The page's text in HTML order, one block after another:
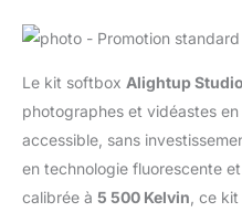
Le kit softbox Alightup
photographes et vidéastes
accessible, sans
en technologie fluorescente
calibrée à 5 500 Kelvin , ce